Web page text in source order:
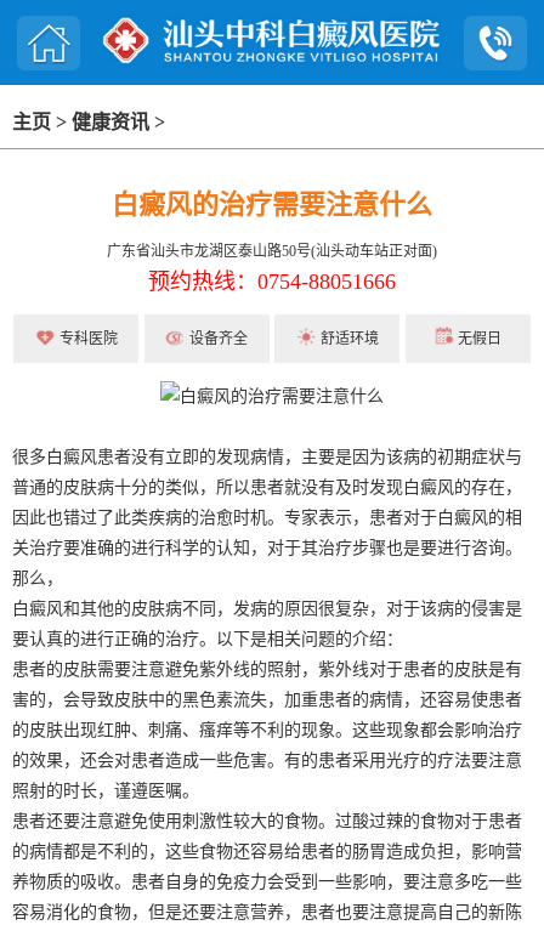
主页 > 健康资讯 >
白癜风的治疗需要注意什么
广东省汕头市龙湖区泰山路50号(汕头动车站正对面)
预约热线：0754-88051666
专科医院 设备齐全 舒适环境 无假日
很多白癜风患者没有立即的发现病情，主要是因为该病的初期症状与
普通的皮肤病十分的类似，所以患者就没有及时发现白癜风的存在，
因此也错过了此类疾病的治愈时机。专家表示，患者对于白癜风的相
关治疗要准确的进行科学的认知，对于其治疗步骤也是要进行咨询。
那么，
白癜风和其他的皮肤病不同，发病的原因很复杂，对于该病的侵害是
要认真的进行正确的治疗。以下是相关问题的介绍：
患者的皮肤需要注意避免紫外线的照射，紫外线对于患者的皮肤是有
害的，会导致皮肤中的黑色素流失，加重患者的病情，还容易使患者
的皮肤出现红肿、刺痛、瘙痒等不利的现象。这些现象都会影响治疗
的效果，还会对患者造成一些危害。有的患者采用光疗的疗法要注意
照射的时长，谨遵医嘱。
患者还要注意避免使用刺激性较大的食物。过酸过辣的食物对于患者
的病情都是不利的，这些食物还容易给患者的肠胃造成负担，影响营
养物质的吸收。患者自身的免疫力会受到一些影响，要注意多吃一些
容易消化的食物，但是还要注意营养，患者也要注意提高自己的新陈